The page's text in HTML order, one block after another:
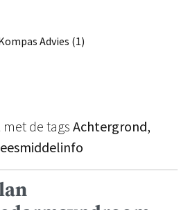
Advies (1)
met de tags Achtergrond,